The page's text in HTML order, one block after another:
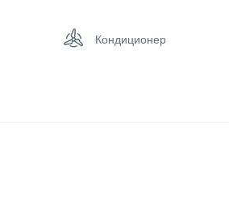
Кондиционер